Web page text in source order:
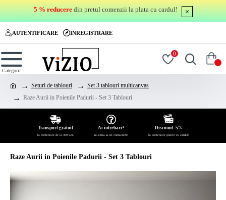
5 % reducere din pretul comenzii la plata cu cardul!
AUTENTIFICARE INREGISTRARE
0
Seturi de tablouri
Set 3 tablouri multicanvas
Raze Aurii in Poienile Padurii - Set 3 Tablouri
Transport gratuit
la comenzile de la 399 Lei.
Ai intrebari?
nu ezita sa ne contactezi!
Discount -5%
la comenzile platite cu cardul!
Raze Aurii in Poienile Padurii - Set 3 Tablouri